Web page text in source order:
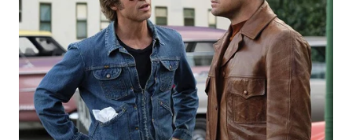
WN
INDRAMAYU
WN
KUNINGAN